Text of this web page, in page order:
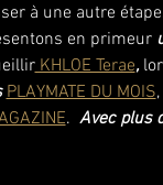
à une autre
en primeur
KHLOE Terae,
PLAYMATE DU MOIS
. Avec plus